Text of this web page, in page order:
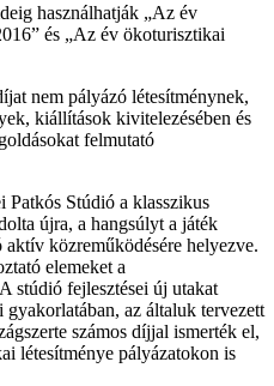
használhatják „Az év
és „Az év ökoturisztikai
nem pályázó létesítménynek,
kiállítások kivitelezésében és
felmutató
Stúdió a klasszikus
újra, a hangsúlyt a játék
aktív közreműködésére helyezve.
elemeket a
stúdió fejlesztései új utakat
az általuk tervezett
számos díjjal ismerték el,
létesítménye pályázatokon is